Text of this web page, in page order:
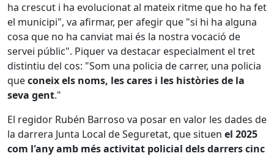
ha crescut i ha evolucionat al mateix ritme que ho ha fet
el municipi", va afirmar, per afegir que "si hi ha alguna
cosa que no ha canviat mai és la nostra vocació de
servei públic". Piquer va destacar especialment el tret
distintiu del cos: "Som una policia de carrer, una policia
queconeix els noms, les cares i les històries de la
seva gent."
El regidor Rubén Barroso va posar en valor les dades de
la darrera Junta Local de Seguretat, que situen el 2025
com l'any amb més activitat policial dels darrers cinc